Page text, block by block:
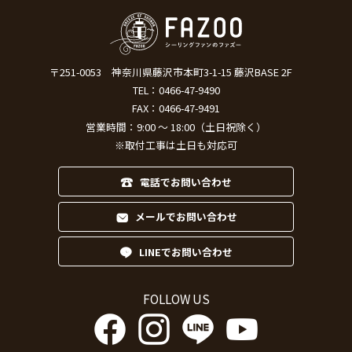
〒251-0053
神奈川県藤沢市本町3-1-15 藤沢BASE 2F
TEL： 0466-47-9490
FAX：0466-47-9491
営業時間：9:00 ～ 18:00（土日祝除く）
※取付工事は土日も対応可
電話でお問い合わせ
メールでお問い合わせ
LINEでお問い合わせ
FOLLOW US